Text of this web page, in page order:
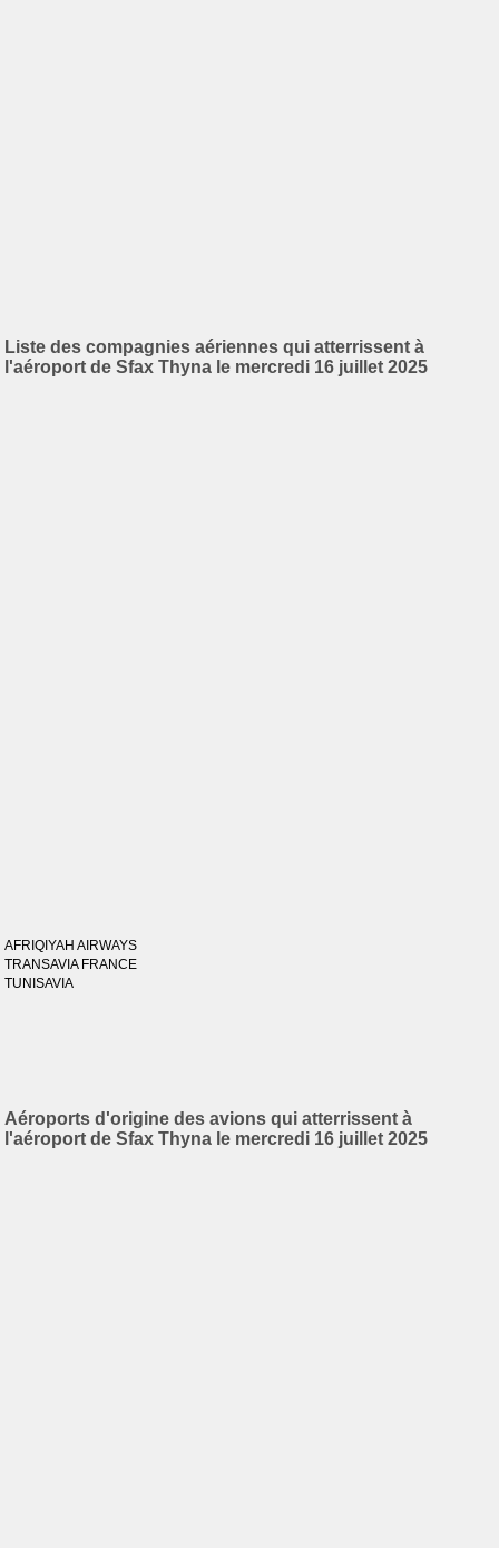
Liste des compagnies aériennes qui atterrissent à
l'aéroport de Sfax Thyna le mercredi 16 juillet 2025
AFRIQIYAH AIRWAYS
TRANSAVIA FRANCE
TUNISAVIA
Aéroports d'origine des avions qui atterrissent à
l'aéroport de Sfax Thyna le mercredi 16 juillet 2025